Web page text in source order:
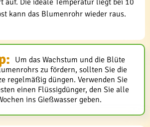
kann das Blumenrohr wieder raus.
Um das Wachstum und die Blüte
zu fördern, sollten Sie die
regelmäßig düngen. Verwenden Sie
einen Flüssigdünger, den Sie alle
ins Gießwasser geben.